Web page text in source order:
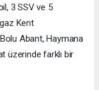
3 SSV ve 5
Kent
Abant, Haymana
üzerinde farklı bir